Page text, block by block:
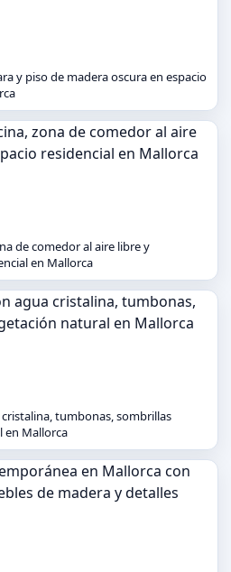
y piso de madera oscura en espacio
de comedor al aire libre y
en Mallorca
tumbonas, sombrillas
en Mallorca